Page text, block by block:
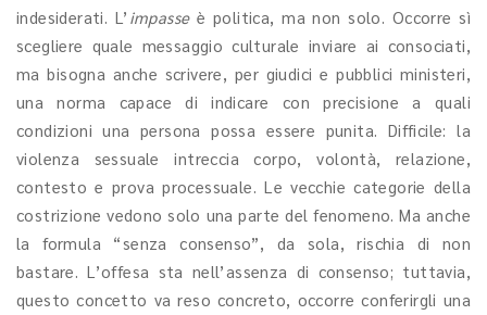
indesiderati. L’ impasseè politica, ma non solo. Occorre sì
scegliere quale messaggio culturale inviare ai consociati,
ma bisogna anche scrivere, per giudici e pubblici ministeri,
una norma capace di indicare con precisione a quali
condizioni una persona possa essere punita. Difficile: la
violenza sessuale intreccia corpo, volontà, relazione,
contesto e prova processuale. Le vecchie categorie della
costrizione vedono solo una parte del fenomeno. Ma anche
la formula “senza consenso”, da sola, rischia di non
bastare. L’offesa sta nell’assenza di consenso; tuttavia,
questo concetto va reso concreto, occorre conferirgli una